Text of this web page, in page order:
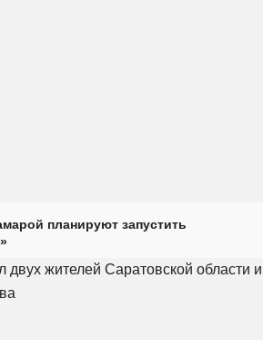
планируют запустить